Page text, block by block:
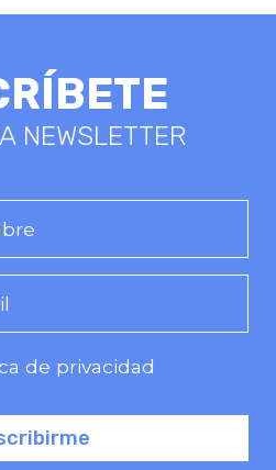
NEWSLETTER
de privacidad